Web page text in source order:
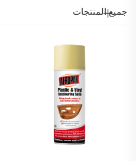
جميع المنتجات